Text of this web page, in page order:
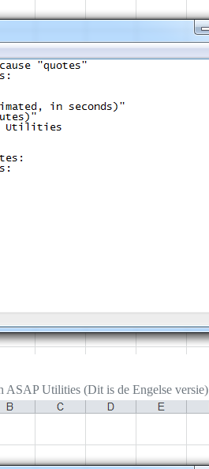
ASAP Utilities (Dit is de Engelse versie)